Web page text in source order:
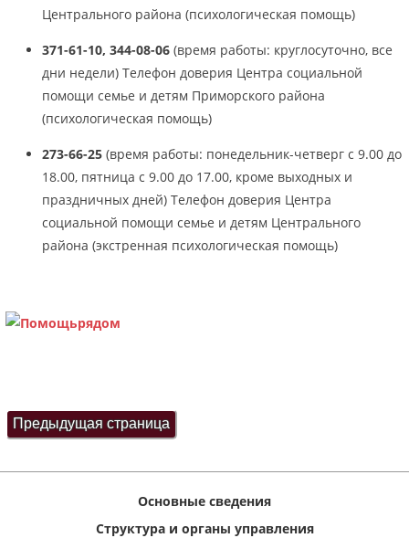
Центрального района (психологическая помощь)
371-61-10, 344-08-06 (время работы: круглосуточно, все
дни недели) Телефон доверия Центра социальной
помощи семье и детям Приморского района
(психологическая помощь)
273-66-25 (время работы: понедельник-четверг с 9.00 до
18.00, пятница с 9.00 до 17.00, кроме выходных и
праздничных дней) Телефон доверия Центра
социальной помощи семье и детям Центрального
района (экстренная психологическая помощь)
Основные сведения
Структура и органы управления